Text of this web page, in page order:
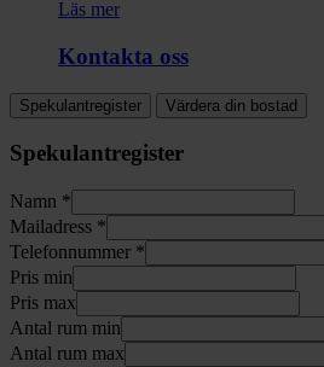
Läs mer
Kontakta oss
Spekulantregister Värdera din bostad
Spekulantregister
Namn *
Mailadress *
Telefonnummer *
Pris min
Pris max
Antal rum min
Antal rum max